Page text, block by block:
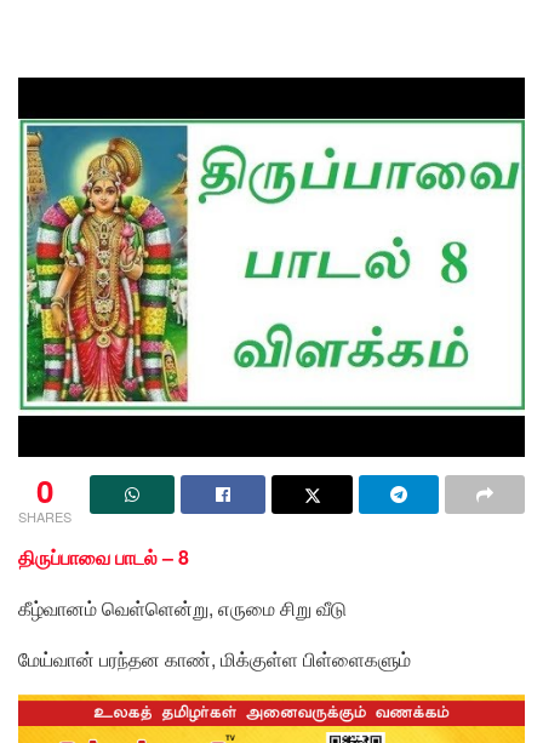
0
SHARES
திருப்பாவை பாடல் – 8
கீழ்வானம் வெள்ளென்று, எருமை சிறு வீடு
மேய்வான் பரந்தன காண், மிக்குள்ள பிள்ளைகளும்